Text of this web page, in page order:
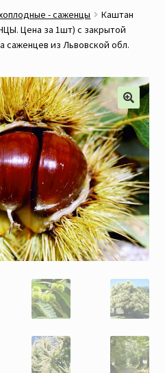
меню
- саженцы
Каштан
Цена за 1шт) с закрытой
саженцев из Львовской обл.